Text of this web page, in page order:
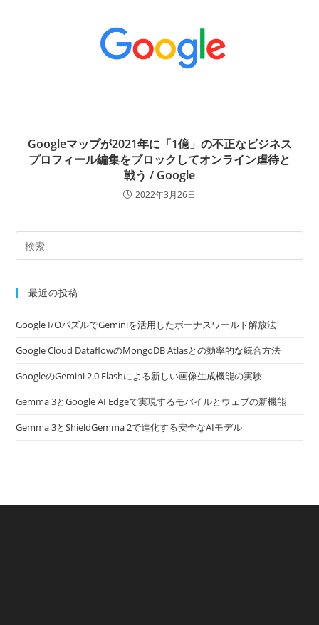
Googleマップが2021年に「1億」の不正なビジネス
プロフィール編集をブロックしてオンライン虐待と
戦う / Google
2022年3月26日
最近の投稿
Google I/OパズルでGeminiを活用したボーナスワールド解放法
Google Cloud DataflowのMongoDB Atlasとの効率的な統合方法
GoogleのGemini 2.0 Flashによる新しい画像生成機能の実験
Gemma 3とGoogle AI Edgeで実現するモバイルとウェブの新機能
Gemma 3とShieldGemma 2で進化する安全なAIモデル